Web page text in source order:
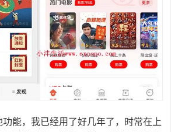
能，我已经用了好几年了，时常在上